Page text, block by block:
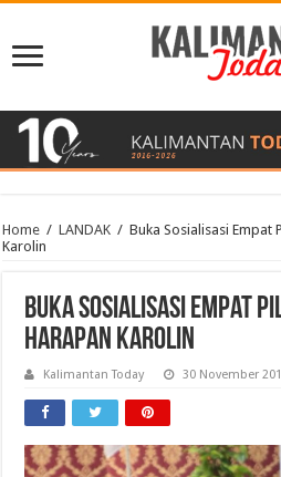
Home / LANDAK / Buka Sosialisasi Empat
Karolin
Buka Sosialisasi Empat
Harapan Karolin
Kalimantan Today 30 November